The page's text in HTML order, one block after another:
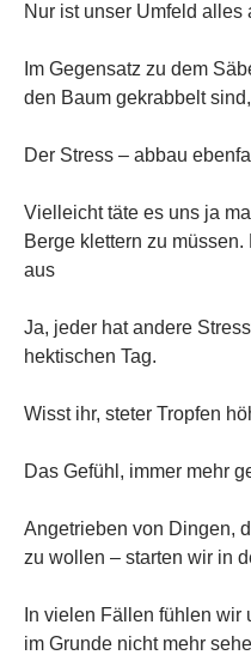
Nur ist unser Umfeld alles
Im Gegensatz zu dem
den Baum gekrabbelt
Der Stress – abbau
Vielleicht täte es uns ja
Berge klettern zu
aus
Ja, jeder hat andere
hektischen Tag.
Wisst ihr, steter Tropfen
Das Gefühl, immer mehr
Angetrieben von Dingen,
zu wollen – starten wir in
In vielen Fällen fühlen
im Grunde nicht mehr